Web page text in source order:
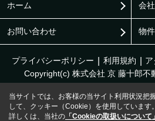
ホーム 会
お問い合わせ 物
プライバシーポリシー 利用規約
Copyright(c) 株式会社 京 藤十郎不
当サイトでは、お客様の当サイト利用状況把
して、クッキー（Cookie）を使用しています。
詳しくは、当社の 「Cookieの取扱いについて」